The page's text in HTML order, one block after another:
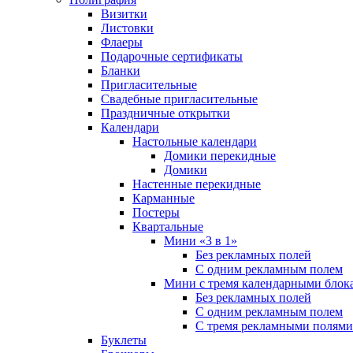
Визитки
Листовки
Флаеры
Подарочные сертификаты
Бланки
Пригласительные
Свадебные пригласительные
Праздничные открытки
Календари
Настольные календари
Домики перекидные
Домики
Настенные перекидные
Карманные
Постеры
Квартальные
Мини «3 в 1»
Без рекламных полей
С одним рекламным полем
Мини с тремя календарными
Без рекламных полей
С одним рекламным полем
С тремя рекламными полями
Буклеты